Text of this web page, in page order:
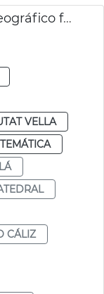
Presentación Proyecto museográfico futuro Centro Interpretación Santo Cáliz
VELLA
CÁLIZ